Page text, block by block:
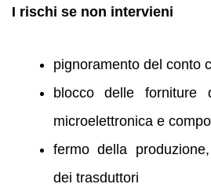
I rischi se non intervieni
pignoramento del conto
blocco delle forniture
microelettronica e
fermo della
dei trasduttori